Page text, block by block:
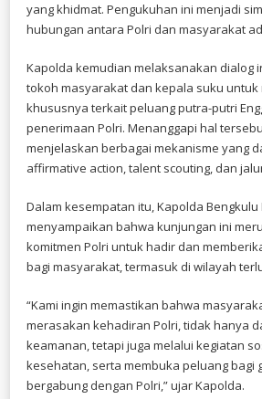
yang khidmat. Pengukuhan ini menjadi
hubungan antara Polri dan masyarakat
Kapolda kemudian melaksanakan dialog
tokoh masyarakat dan kepala suku
khususnya terkait peluang putra-putri
penerimaan Polri. Menanggapi hal
menjelaskan berbagai mekanisme yang
affirmative action, talent scouting, dan
Dalam kesempatan itu, Kapolda
menyampaikan bahwa kunjungan ini
komitmen Polri untuk hadir dan
bagi masyarakat, termasuk di wilayah
“Kami ingin memastikan bahwa
merasakan kehadiran Polri, tidak hanya
keamanan, tetapi juga melalui kegiatan
kesehatan, serta membuka peluang bagi
bergabung dengan Polri,” ujar Kapolda.